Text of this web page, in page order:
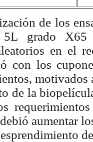
de los
grado X65
en el
con los
motivados
de la
aumentar